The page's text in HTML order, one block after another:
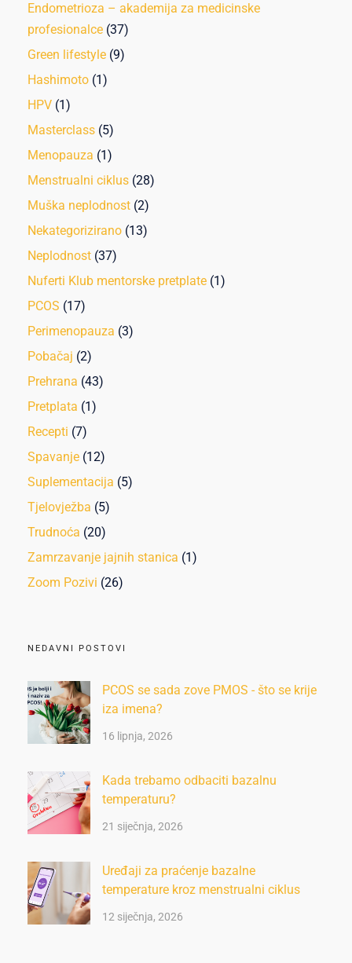
Endometrioza – akademija za medicinske
profesionalce (37)
Green lifestyle (9)
Hashimoto (1)
HPV (1)
Masterclass (5)
Menopauza (1)
Menstrualni ciklus (28)
Muška neplodnost (2)
Nekategorizirano (13)
Neplodnost (37)
Nuferti Klub mentorske pretplate (1)
PCOS (17)
Perimenopauza (3)
Pobačaj (2)
Prehrana (43)
Pretplata (1)
Recepti (7)
Spavanje (12)
Suplementacija (5)
Tjelovježba (5)
Trudnoća (20)
Zamrzavanje jajnih stanica (1)
Zoom Pozivi (26)
NEDAVNI POSTOVI
PCOS se sada zove PMOS - što se krije
iza imena?
16 lipnja, 2026
Kada trebamo odbaciti bazalnu
temperaturu?
21 siječnja, 2026
Uređaji za praćenje bazalne
temperature kroz menstrualni ciklus
12 siječnja, 2026